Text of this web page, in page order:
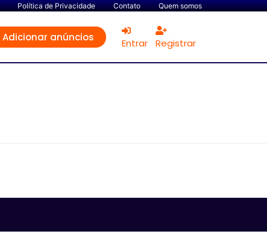
Política de Privacidade Contato Quem somos
Adicionar anúncios Entrar Registrar